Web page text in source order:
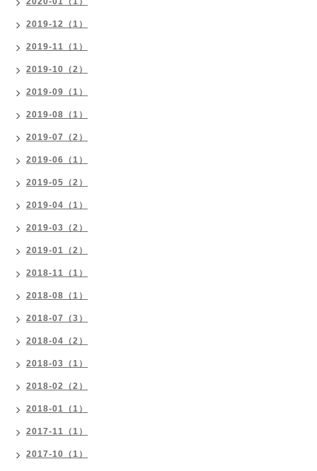
2019-12（1）
2019-11（1）
2019-10（2）
2019-09（1）
2019-08（1）
2019-07（2）
2019-06（1）
2019-05（2）
2019-04（1）
2019-03（2）
2019-01（2）
2018-11（1）
2018-08（1）
2018-07（3）
2018-04（2）
2018-03（1）
2018-02（2）
2018-01（1）
2017-11（1）
2017-10（1）